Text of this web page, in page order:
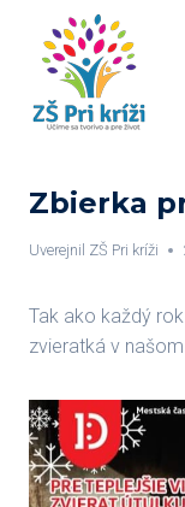
content
Zbierka
Uverejnil ZŠ Pri kríži
Tak ako každý
zvieratká v